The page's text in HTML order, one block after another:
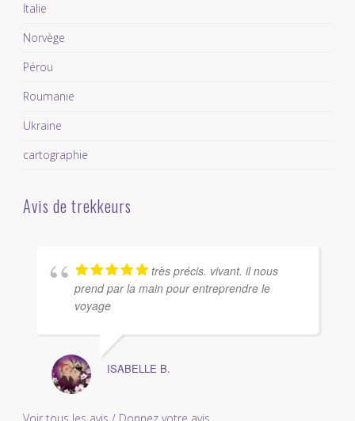
Italie
Norvège
Pérou
Roumanie
Ukraine
cartographie
Avis de trekkeurs
très précis. vivant. il nous
prend par la main pour entreprendre le
voyage
ISABELLE B.